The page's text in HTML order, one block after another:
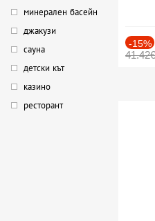
минерален басейн
джакузи
сауна
детски кът
казино
ресторант
-15%
41.42€